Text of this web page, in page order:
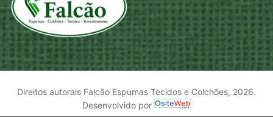
Direitos autorais Falcão Espumas Tecidos e Colchões, 2026.
Desenvolvido por